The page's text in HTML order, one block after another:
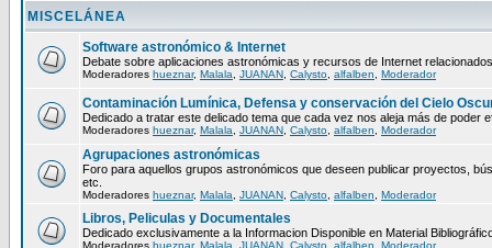
MISCELÁNEA
Software astronómico & Internet
Debate sobre aplicaciones astronómicas y recursos de Internet
Moderadores hueznar, Malala JUANAN Calysto alfalben Moderador
Contaminación Lumínica, Defensa y conservación del Cielo
Dedicado a tratar este delicado tema que cada vez nos aleja más de poder
Moderadores hueznar, Malala JUANAN Calysto alfalben Moderador
Agrupaciones astronómicas
Foro para aquellos grupos astronómicos que deseen publicar proyectos,
etc.
Moderadores hueznar, Malala JUANAN Calysto alfalben Moderador
Libros, Peliculas y Documentales
Dedicado exclusivamente a la Informacion Disponible en Material
Moderadores hueznar, Malala JUANAN Calysto alfalben Moderador